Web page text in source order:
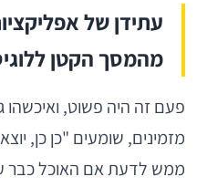
עתידן של
מהמסך הקטן
פעם זה היה פשוט, ואיכשהו
מזמינים, שומעים "כן כן,
ממש לדעת אם האוכל כבר